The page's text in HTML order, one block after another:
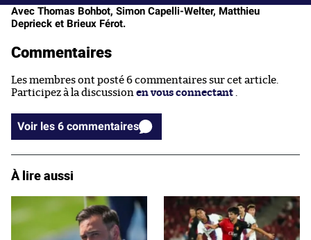
Avec Thomas Bohbot, Simon Capelli-Welter, Matthieu
Deprieck et Brieux Férot.
Commentaires
Les membres ont posté 6 commentaires sur cet article.
Participez à la discussion en vous connectant .
Voir les 6 commentaires
À lire aussi